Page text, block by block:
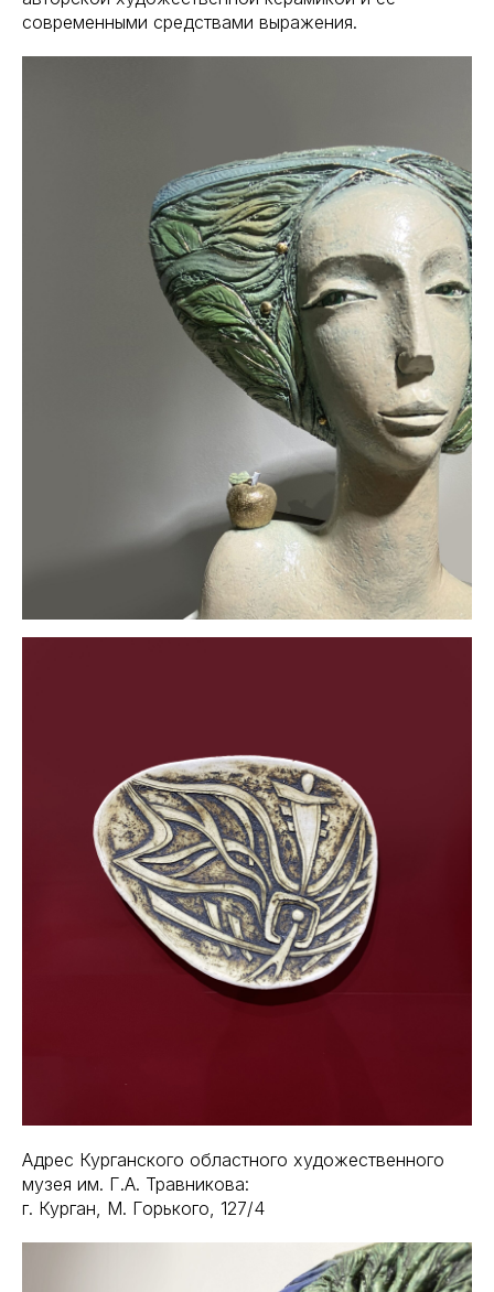
современными средствами выражения.
Адрес Курганского областного художественного
музея им. Г.А. Травникова:
г. Курган, М. Горького, 127/4